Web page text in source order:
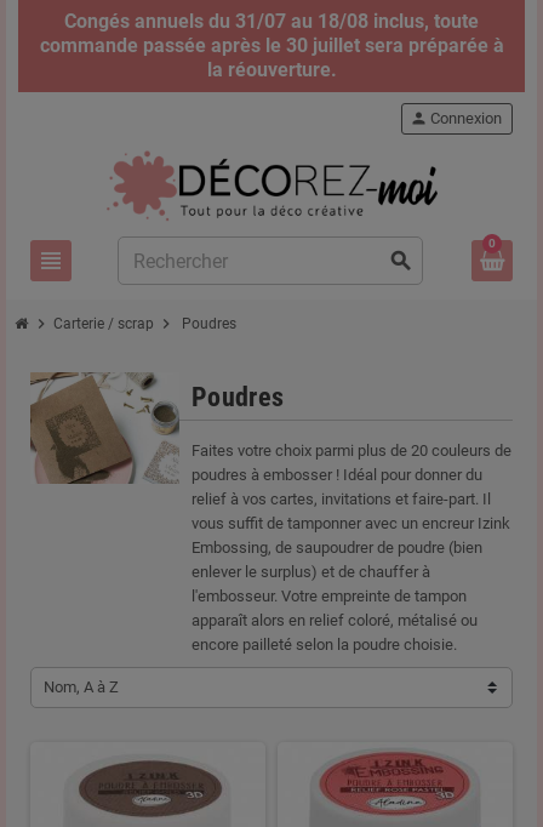
Congés annuels du 31/07 au 18/08 inclus, toute
commande passée après le 30 juillet sera préparée à
la réouverture.
view_headline search
person Connexion
0
chevron_right Carterie / scrap chevron_right Poudres
Poudres
Faites votre choix parmi plus de 20 couleurs de
poudres à embosser ! Idéal pour donner du
relief à vos cartes, invitations et faire-part. Il
vous suffit de tamponner avec un encreur Izink
Embossing, de saupoudrer de poudre (bien
enlever le surplus) et de chauffer à
l'embosseur. Votre empreinte de tampon
apparaît alors en relief coloré, métalisé ou
encore pailleté selon la poudre choisie.
Nom, A à Z